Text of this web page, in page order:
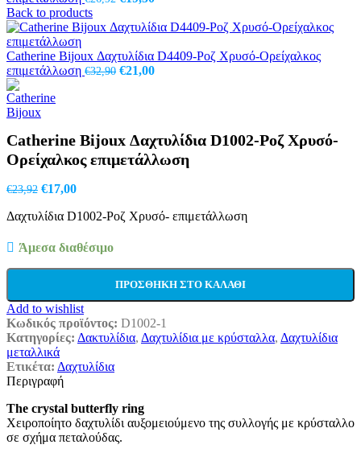
was:
τιμή
€19,50.
Back to products
Catherine Bijoux Δαχτυλίδια D4409-Ροζ Χρυσό-Ορείχαλκος
επιμετάλλωση €32,90 Original
€21,00Η
Catherine Bijoux Δαχτυλίδια D1002-Ροζ Χρυσό-
Ορείχαλκος επιμετάλλωση
€23,92 Original
was:
€17,00Η
τιμή
€17,00.
Δαχτυλίδια D1002-Ροζ Χρυσό- επιμετάλλωση
Άμεσα διαθέσιμο
ΠΡΟΣΘΉΚΗ ΣΤΟ ΚΑΛΆΘΙ
Add to wishlist
Κωδικός προϊόντος: D1002-1
Κατηγορίες: Δακτυλίδια, Δαχτυλίδια με κρύσταλλα, Δαχτυλίδια
μεταλλικά
Ετικέτα: Δαχτυλίδια
Περιγραφή
The crystal butterfly ring
Χειροποίητο δαχτυλίδι αυξομειούμενο της συλλογής με κρύσταλλο
σε σχήμα πεταλούδας.